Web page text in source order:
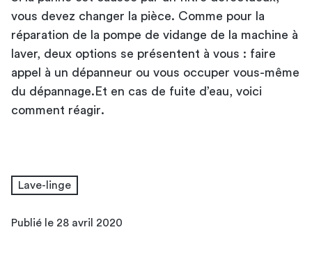
vous devez changer la pièce. Comme pour la
réparation de la pompe de vidange de la machine à
laver, deux options se présentent à vous : faire
appel à un dépanneur ou vous occuper vous-même
du dépannage.Et en cas de fuite d’eau, voici
comment réagir.
Lave-linge
Publié le 28 avril 2020